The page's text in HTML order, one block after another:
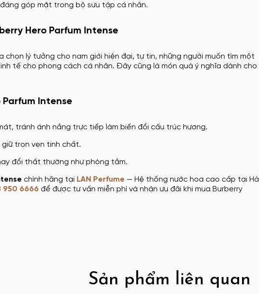
góp mặt trong bộ sưu tập cá nhân.
Hero Parfum Intense
chọn lý tưởng cho nam giới hiện đại, tự tin, những người muốn tìm một
tế cho phong cách cá nhân. Đây cũng là món quà ý nghĩa dành cho
Intense
tránh ánh nắng trực tiếp làm biến đổi cấu trúc hương.
trọn vẹn tinh chất.
đổi thất thường như phòng tắm.
chính hãng tại LAN Perfume — Hệ thống nước hoa cao cấp tại Hà
950 6666 để được tư vấn miễn phí và nhận ưu đãi khi mua Burberry
Sản phẩm liên quan